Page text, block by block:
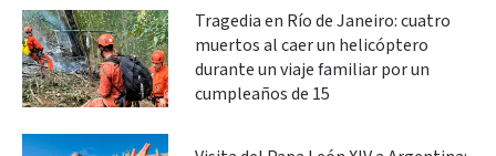
Tragedia en Río de Janeiro: cuatro
muertos al caer un helicóptero
durante un viaje familiar por un
cumpleaños de 15